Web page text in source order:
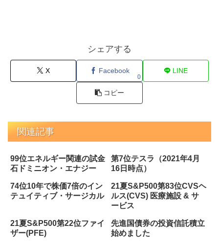
シェアする
X Facebook
0
LINE
コピー
関連記事
99位エネルギー関連の試金
石ドミニオン・エナジー
第7位テスラ（2021年4月
16日時点）
74位10年で株価7倍のイン
テュイティブ・サージカル
21夏S&P500第83位CVSヘ
ルス(CVS) 医療施設 & サ
ービス
21夏S&P500第22位ファイ
ザー(PFE)
先進国債券の投資信託積立
始めました